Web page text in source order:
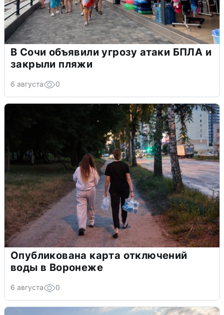
В Сочи объявили угрозу атаки БПЛА и
закрыли пляжи
6 августа 0
Опубликована карта отключений
воды в Воронеже
6 августа 0